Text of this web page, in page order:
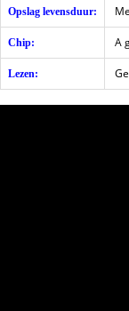
Opslag levensduur:
Chip: A
Lezen: